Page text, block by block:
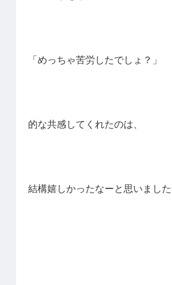
「めっちゃ苦労したでしょ？」
的な共感してくれたのは、
結構嬉しかったなーと思いまし